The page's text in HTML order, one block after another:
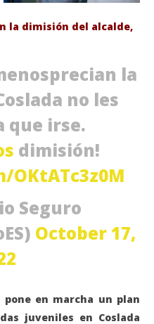
la dimisión del alcalde,
la
no les
que irse.
dimisión!
Seguro
October 17,
pone en marcha un plan
juveniles en Coslada